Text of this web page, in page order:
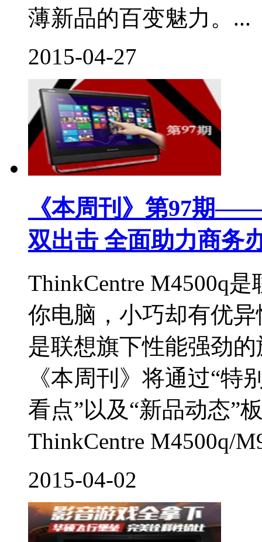
薄新品的百变魅力。...
2015-04-27
《本周刊》第97期
双出击 全面助力商务
ThinkCentre M4500q
你电脑，小巧却有优异
是联想旗下性能强劲
《本周刊》将通过“特
看点”以及“新品动态”
ThinkCentre M4500q/
2015-04-02